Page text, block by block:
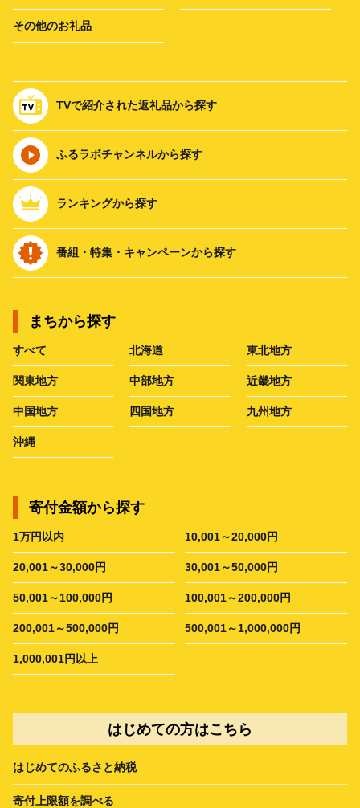
その他のお礼品
TVで紹介された返礼品から探す
ふるラボチャンネルから探す
ランキングから探す
番組・特集・キャンペーンから探す
まちから探す
すべて 北海道 東北地方
関東地方 中部地方 近畿地方
中国地方 四国地方 九州地方
沖縄
寄付金額から探す
1万円以内 10,001～20,000円
20,001～30,000円 30,001～50,000円
50,001～100,000円 100,001～200,000円
200,001～500,000円 500,001～1,000,000円
1,000,001円以上
はじめての方はこちら
はじめてのふるさと納税
寄付上限額を調べる